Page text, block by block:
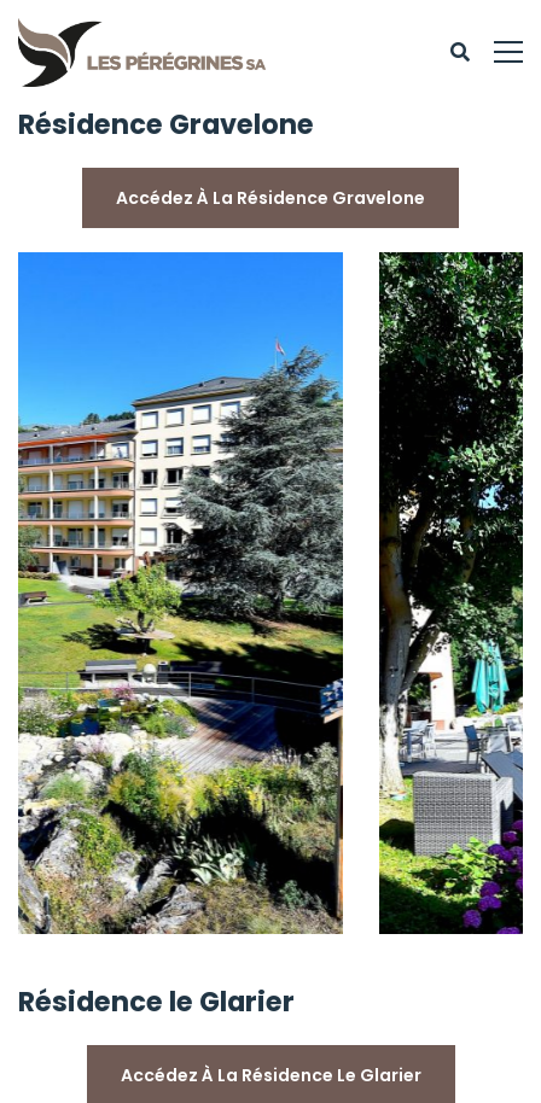
Résidence Gravelone
Accédez À La Résidence Gravelone
Résidence le Glarier
Accédez À La Résidence Le Glarier